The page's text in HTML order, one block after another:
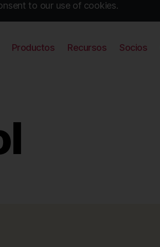
to our use of cookies.
Productos Recursos Socios